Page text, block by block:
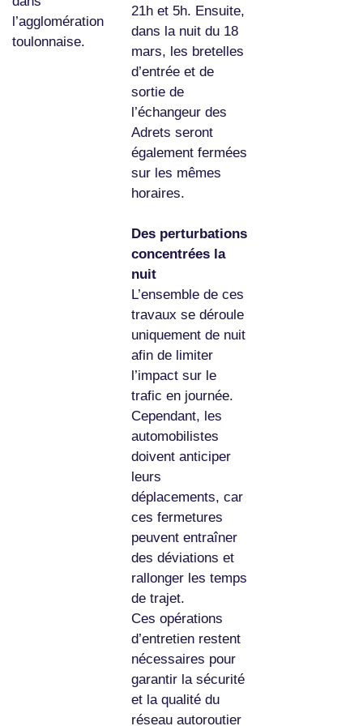
l’agglomération
toulonnaise.
21h et 5h. Ensuite,
dans la nuit du 18
mars, les bretelles
d’entrée et de
sortie de
l’échangeur des
Adrets seront
également fermées
sur les mêmes
horaires.
Des perturbations
concentrées la
nuit
L’ensemble de ces
travaux se déroule
uniquement de nuit
afin de limiter
l’impact sur le
trafic en journée.
Cependant, les
automobilistes
doivent anticiper
leurs
déplacements, car
ces fermetures
peuvent entraîner
des déviations et
rallonger les temps
de trajet.
Ces opérations
d’entretien restent
nécessaires pour
garantir la sécurité
et la qualité du
réseau autoroutier